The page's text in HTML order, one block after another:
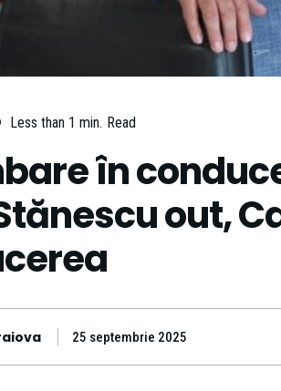
Less than 1 min. Read
în
out,
25 septembrie 2025